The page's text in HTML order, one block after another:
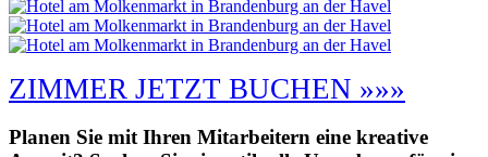
ZIMMER JETZT BUCHEN »»»
Planen Sie mit Ihren Mitarbeitern eine kreative